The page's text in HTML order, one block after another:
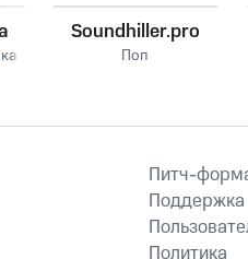
Soundhiller.pro
Поп
Питч-
Поддержка
Политика